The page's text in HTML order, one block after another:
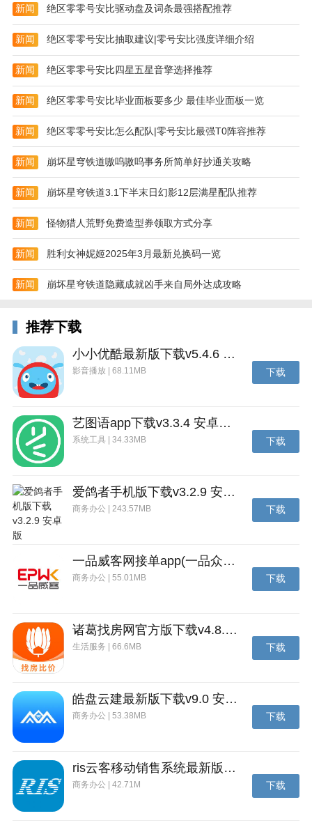
新闻 绝区零零号安比驱动盘及词条最强搭配推荐
新闻 绝区零零号安比抽取建议|零号安比强度详细介绍
新闻 绝区零零号安比四星五星音擎选择推荐
新闻 绝区零零号安比毕业面板要多少 最佳毕业面板一览
新闻 绝区零零号安比怎么配队|零号安比最强T0阵容推荐
新闻 崩坏星穹铁道嗷呜嗷呜事务所简单好抄通关攻略
新闻 崩坏星穹铁道3.1下半末日幻影12层满星配队推荐
新闻 怪物猎人荒野免费造型券领取方式分享
新闻 胜利女神妮姬2025年3月最新兑换码一览
新闻 崩坏星穹铁道隐藏成就凶手来自局外达成攻略
推荐下载
小小优酷最新版下载v5.4.6 安卓官方版
影音播放 | 68.11MB 下载
艺图语app下载v3.3.4 安卓免费版
系统工具 | 34.33MB 下载
爱鸽者手机版下载v3.2.9 安卓版
商务办公 | 243.57MB 下载
一品威客网接单app(一品众包)下载v2.7.1 安卓最新版
商务办公 | 55.01MB 下载
诸葛找房网官方版下载v4.8.1.1 安卓最新版
生活服务 | 66.6MB 下载
皓盘云建最新版下载v9.0 安卓版
商务办公 | 53.38MB 下载
ris云客移动销售系统最新版下载v1.1.25 安卓手机版
商务办公 | 42.71M 下载